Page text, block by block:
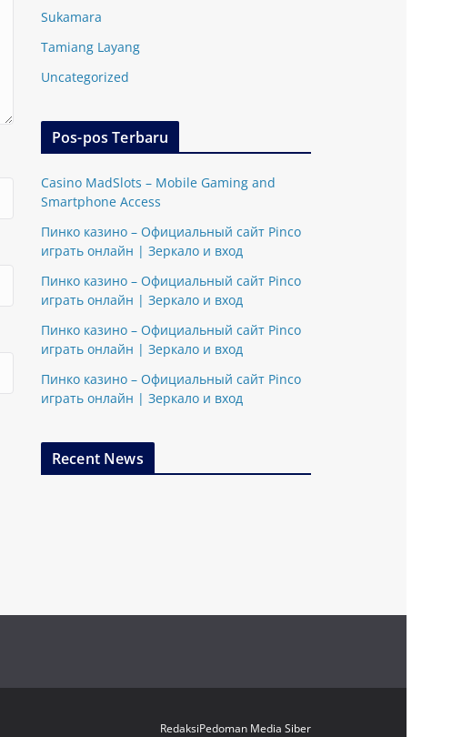
Sukamara
Tamiang Layang
Uncategorized
Pos-pos Terbaru
Casino MadSlots – Mobile Gaming and
Smartphone Access
Пинко казино – Официальный сайт Pinco
играть онлайн | Зеркало и вход
Пинко казино – Официальный сайт Pinco
играть онлайн | Зеркало и вход
Пинко казино – Официальный сайт Pinco
играть онлайн | Зеркало и вход
Пинко казино – Официальный сайт Pinco
играть онлайн | Зеркало и вход
Recent News
RedaksiPedoman Media Siber